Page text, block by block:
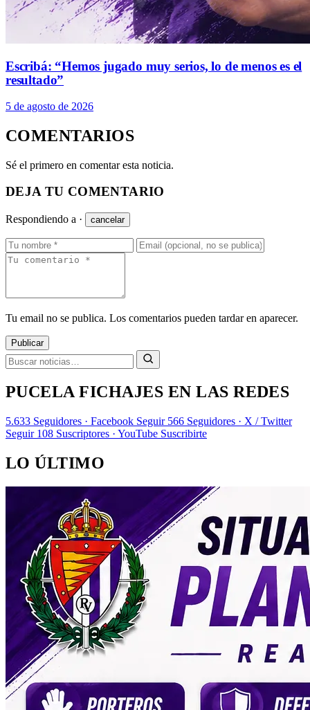
Escribá: “Hemos jugado muy serios, lo de menos es el
resultado”
5 de agosto de 2026
COMENTARIOS
Sé el primero en comentar esta noticia.
DEJA TU COMENTARIO
Respondiendo a · cancelar
Tu email no se publica. Los comentarios pueden tardar en aparecer.
Publicar
PUCELA FICHAJES EN LAS REDES
5.633 Seguidores · Facebook Seguir 566 Seguidores · X / Twitter
Seguir 108 Suscriptores · YouTube Suscribirte
LO ÚLTIMO